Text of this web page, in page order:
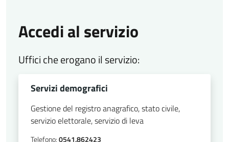
Accedi al servizio
Uffici che erogano il servizio:
Servizi demografici
Gestione del registro anagrafico, stato civile,
servizio elettorale, servizio di leva
Telefono:0541.862423